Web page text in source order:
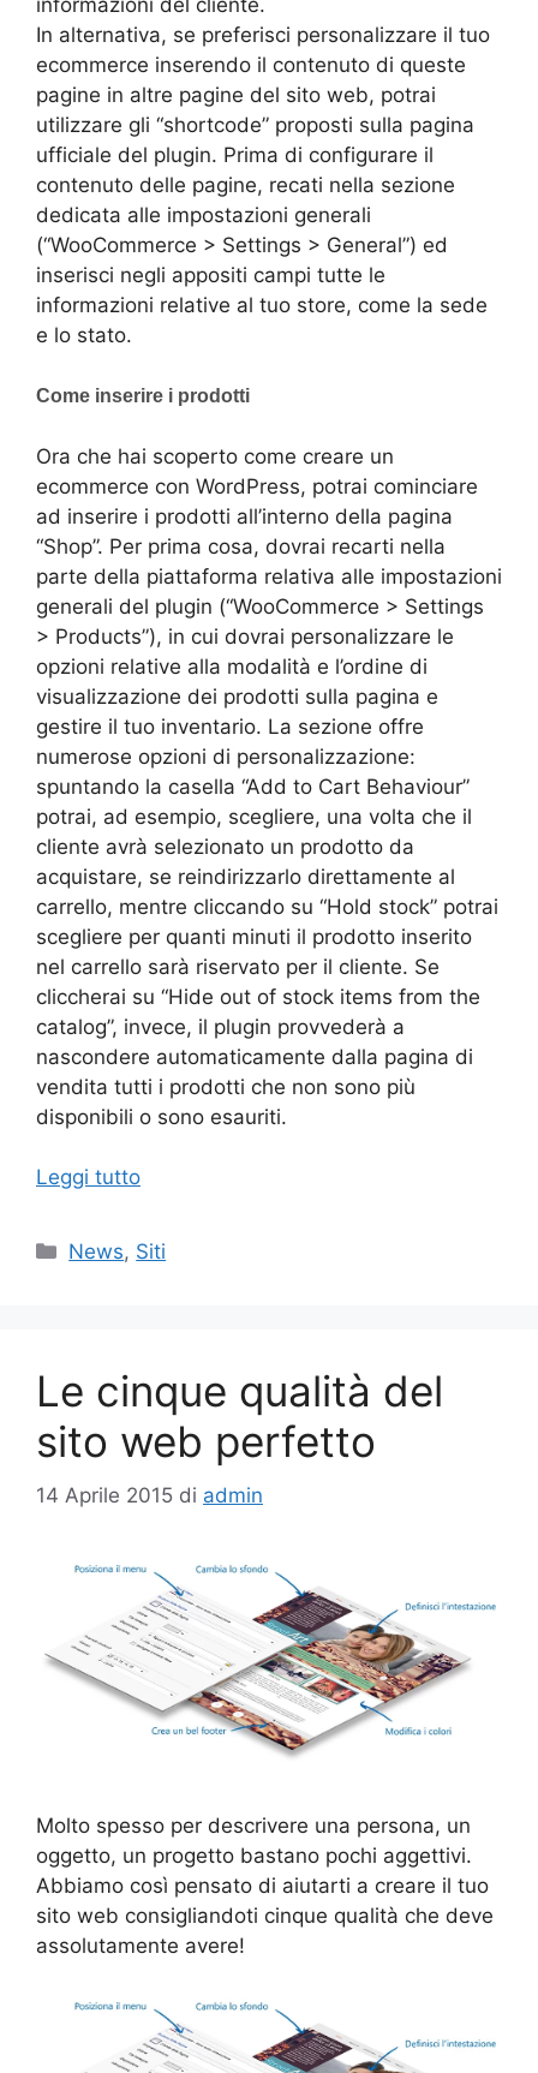
In alternativa, se preferisci personalizzare il tuo
ecommerce inserendo il contenuto di queste
pagine in altre pagine del sito web, potrai
utilizzare gli “shortcode” proposti sulla pagina
ufficiale del plugin. Prima di configurare il
contenuto delle pagine, recati nella sezione
dedicata alle impostazioni generali
(“WooCommerce > Settings > General”) ed
inserisci negli appositi campi tutte le
informazioni relative al tuo store, come la sede
e lo stato.
Come inserire i prodotti
Ora che hai scoperto come creare un
ecommerce con WordPress, potrai cominciare
ad inserire i prodotti all’interno della pagina
“Shop”. Per prima cosa, dovrai recarti nella
parte della piattaforma relativa alle impostazioni
generali del plugin (“WooCommerce > Settings
> Products”), in cui dovrai personalizzare le
opzioni relative alla modalità e l’ordine di
visualizzazione dei prodotti sulla pagina e
gestire il tuo inventario. La sezione offre
numerose opzioni di personalizzazione:
spuntando la casella “Add to Cart Behaviour”
potrai, ad esempio, scegliere, una volta che il
cliente avrà selezionato un prodotto da
acquistare, se reindirizzarlo direttamente al
carrello, mentre cliccando su “Hold stock” potrai
scegliere per quanti minuti il prodotto inserito
nel carrello sarà riservato per il cliente. Se
cliccherai su “Hide out of stock items from the
catalog”, invece, il plugin provvederà a
nascondere automaticamente dalla pagina di
vendita tutti i prodotti che non sono più
disponibili o sono esauriti.
Leggi tutto
Categorie
News, Siti
Le cinque qualità del
sito web perfetto
14 Aprile 2015 di admin
Molto spesso per descrivere una persona, un
oggetto, un progetto bastano pochi aggettivi.
Abbiamo così pensato di aiutarti a creare il tuo
sito web consigliandoti cinque qualità che deve
assolutamente avere!